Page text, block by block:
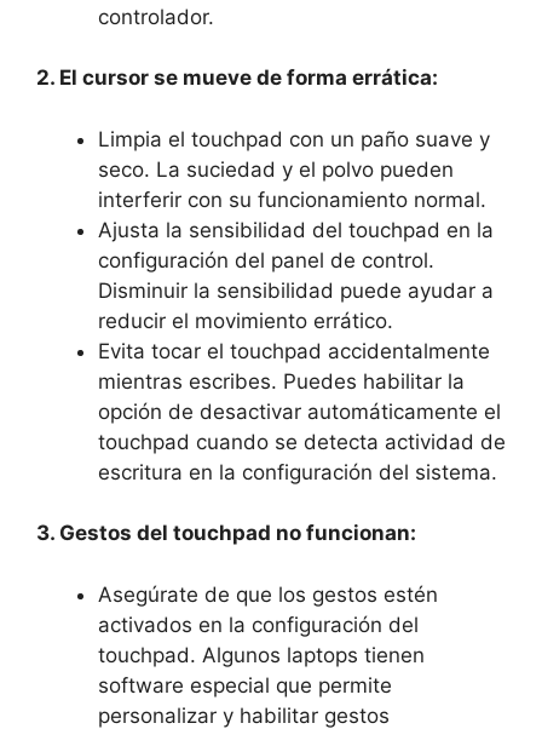
controlador.
2.‍ El cursor​ se mueve​ de forma ‍errática:
Limpia‌ el touchpad⁢ con ⁢un paño ⁤suave y
seco. La suciedad y el polvo⁢ pueden‌
interferir⁤ con su funcionamiento normal.
Ajusta la sensibilidad del touchpad en la
configuración‍ del panel de ⁢control.
Disminuir la sensibilidad puede ayudar a
reducir el movimiento errático.
Evita tocar el touchpad accidentalmente
mientras escribes. Puedes habilitar la
opción ⁢de desactivar ⁣automáticamente el
touchpad ⁤cuando ‍se detecta actividad de
escritura ⁤en la configuración del sistema.
3. Gestos ‍del touchpad no funcionan:
Asegúrate de que los gestos estén⁢
activados en la​ configuración del
touchpad. Algunos laptops ⁣tienen
software especial que permite
personalizar y habilitar gestos